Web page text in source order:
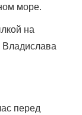
море.
на
Владислава
перед